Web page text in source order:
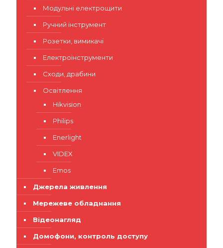
Модульні електрощити
Ручний інструмент
Розетки, вимикачі
Електроінструменти
Сходи, драбини
Освітлення
Hikvision
Philips
Enerlight
VIDEX
Emos
Джерела живлення
Мережеве обладнання
Відеонагляд
Домофони, контроль доступу